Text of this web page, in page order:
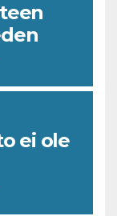
ei ole